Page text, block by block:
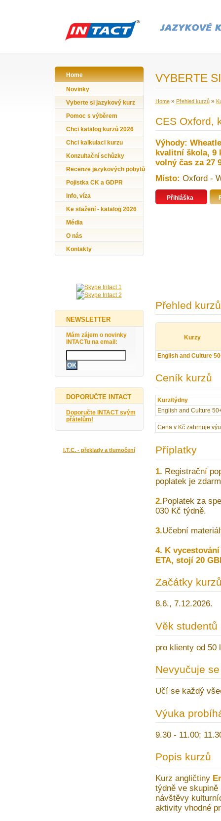
Home
Novinky
Vyberte si jazykový kurz
Pomoc s výběrem
Chci katalog kurzů 2026
Chci kalkulaci kurzu
Konzultační schůzky
Recenze jazykových pobytů
Pojistka CK a GDPR
Info, víza
Ke stažení - katalog 2026
Média
O nás
Kontakty
NEWSLETTER
Mám zájem o novinky
INTACTu na email:
DOPORUČTE INTACT
Doporučte INTACT svým
přátelům!
I.T.C. - překlady a tlumočení
VYBERTE
Home» Přehled kurzů»
CES Oxford,
Výhody:
kvalitní škola, 9
volný čas za 27
Místo: Oxford -
Přihláška
Přehled kurzů
Kurzy
English and Culture
Ceník kurzů
Kurz/týdny
English and Culture
Cena v Kč zahrnuje
Příplatky
1. Registrační
poplatek je
2.Poplatek za
030 Kč týdně.
3.Učební
4. K
ETA, stojí 20
Začátky
8.6., 7.12.2026.
Věk studentů
pro klienty od 50
Nevyučuje se
Učí se každý
Výuka
9.30 - 11.00;
Popis kurzů
Kurz angličtiny
týdně ve
návštěvy
aktivity vhodné